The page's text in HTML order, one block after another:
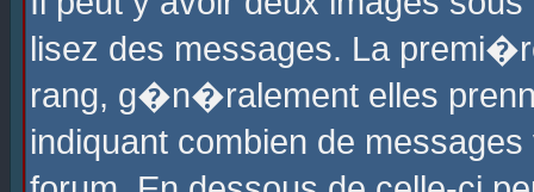
lisez des messages. La
rang, g�n�ralement elles
indiquant combien de